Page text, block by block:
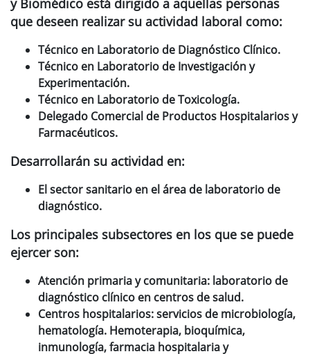
y Biomédico está dirigido a aquellas personas
que deseen realizar su actividad laboral como:
Técnico en Laboratorio de Diagnóstico Clínico.
Técnico en Laboratorio de Investigación y
Experimentación.
Técnico en Laboratorio de Toxicología.
Delegado Comercial de Productos Hospitalarios y
Farmacéuticos.
Desarrollarán su actividad en:
El sector sanitario en el área de laboratorio de
diagnóstico.
Los principales subsectores en los que se puede
ejercer son:
Atención primaria y comunitaria: laboratorio de
diagnóstico clínico en centros de salud.
Centros hospitalarios: servicios de microbiología,
hematología. Hemoterapia, bioquímica,
inmunología, farmacia hospitalaria y